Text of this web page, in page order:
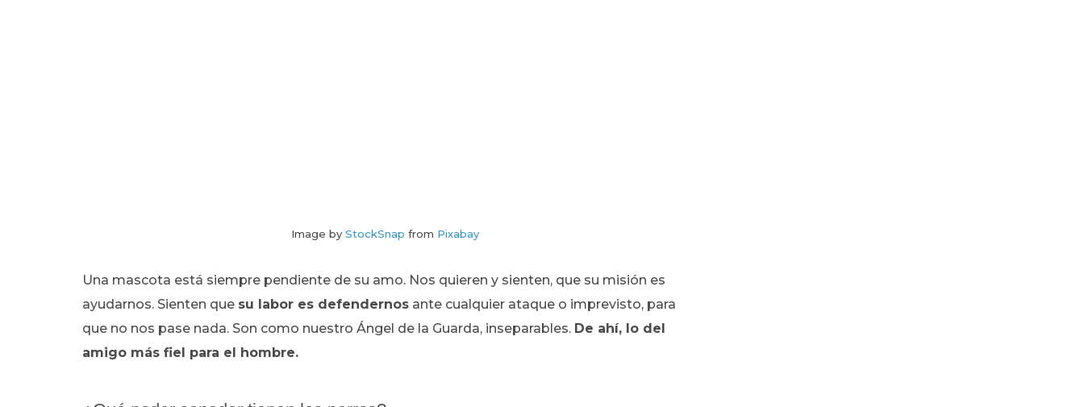
Image by StockSnap from Pixabay
Una mascota está siempre pendiente de su amo. Nos quieren y sienten, que su misión es
ayudarnos. Sienten que su labor es defendernos ante cualquier ataque o imprevisto, para
que no nos pase nada. Son como nuestro Ángel de la Guarda, inseparables. De ahí, lo del
amigo más fiel para el hombre.